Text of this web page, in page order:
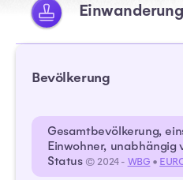
Bevölkerung
Gesamtbevölkerung,
Einwohner, unabhängig
Status © 2024 - WBG •